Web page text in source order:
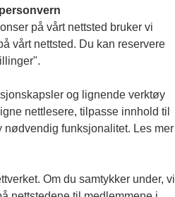
Reportasje
Produkter
Jobbmarked
på vårt nettsted bruker vi
vårt nettsted. Du kan reservere
og lignende verktøy
nettlesere, tilpasse innhold til
nødvendig funksjonalitet. Les mer
Om du samtykker under, vil